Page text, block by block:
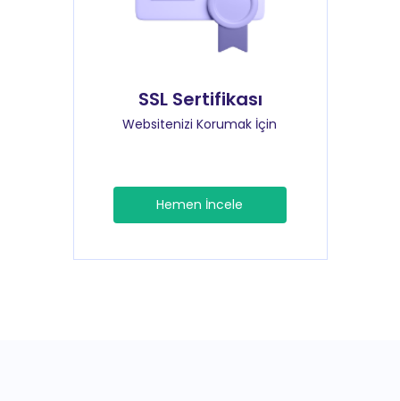
SSL Sertifikası
Websitenizi Korumak İçin
Hemen İncele